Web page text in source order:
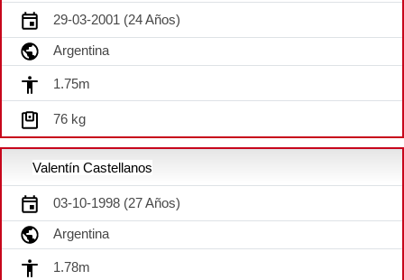
29-03-2001 (24 Años)
Argentina
1.75m
76 kg
Valentín Castellanos
03-10-1998 (27 Años)
Argentina
1.78m